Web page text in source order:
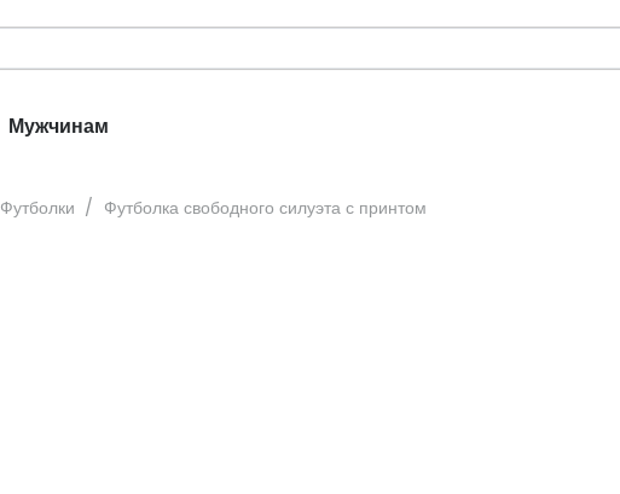
Мужчинам
Футболки / Футболка свободного силуэта с принтом